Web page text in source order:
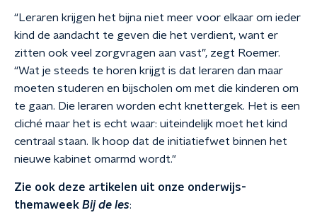
“Leraren krijgen het bijna niet meer voor elkaar om ieder
kind de aandacht te geven die het verdient, want er
zitten ook veel zorgvragen aan vast”, zegt Roemer.
“Wat je steeds te horen krijgt is dat leraren dan maar
moeten studeren en bijscholen om met die kinderen om
te gaan. Die leraren worden echt knettergek. Het is een
cliché maar het is echt waar: uiteindelijk moet het kind
centraal staan. Ik hoop dat de initiatiefwet binnen het
nieuwe kabinet omarmd wordt."
Zie ook deze artikelen uit onze onderwijs-
themaweek Bij de les: